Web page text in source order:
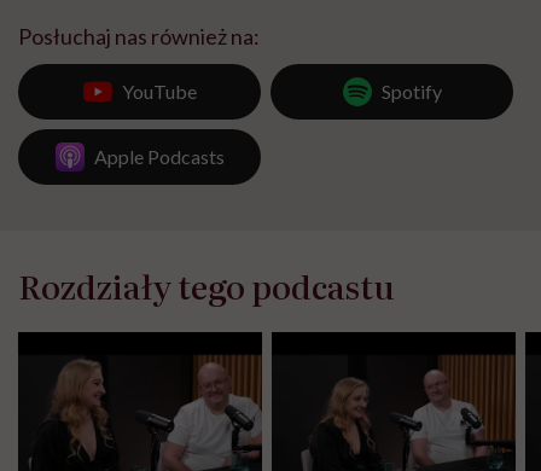
Posłuchaj nas również na:
YouTube Spotify
Apple Podcasts
Rozdziały tego podcastu